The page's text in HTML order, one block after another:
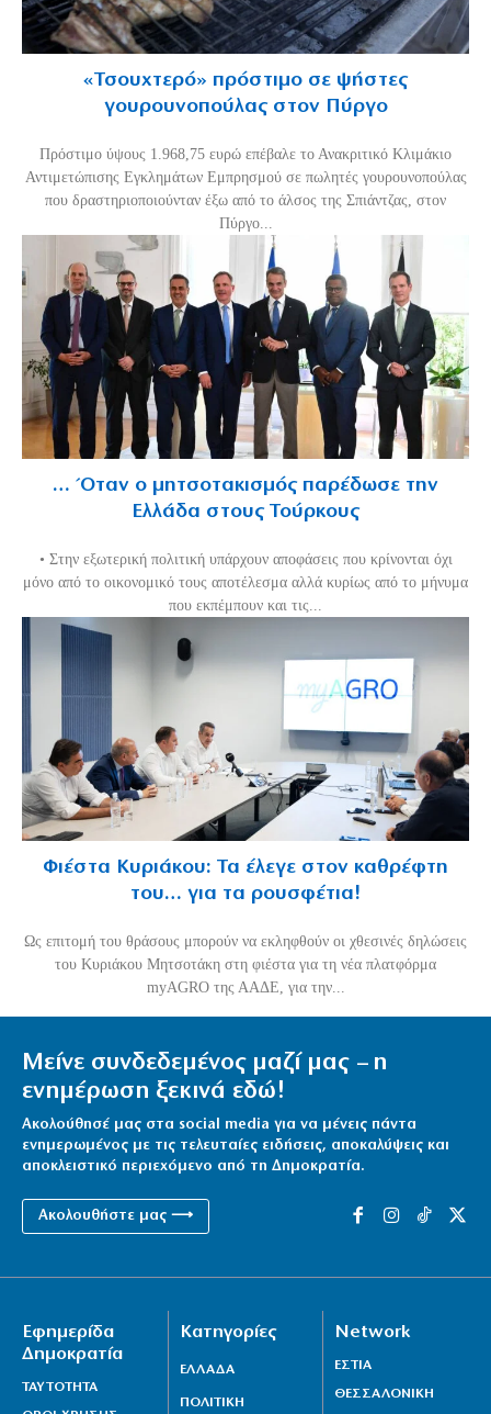
«Τσουχτερό» πρόστιμο σε ψήστες
γουρουνοπούλας στον Πύργο
Πρόστιμο ύψους 1.968,75 ευρώ επέβαλε το Ανακριτικό Κλιμάκιο
Αντιμετώπισης Εγκλημάτων Εμπρησμού σε πωλητές γουρουνοπούλας
που δραστηριοποιούνταν έξω από το άλσος της Σπιάντζας, στον
Πύργο...
… Όταν ο μητσοτακισμός παρέδωσε την
Ελλάδα στους Τούρκους
• Στην εξωτερική πολιτική υπάρχουν αποφάσεις που κρίνονται όχι
μόνο από το οικονομικό τους αποτέλεσμα αλλά κυρίως από το μήνυμα
που εκπέμπουν και τις...
Φιέστα Κυριάκου: Τα έλεγε στον καθρέφτη
του… για τα ρουσφέτια!
Ως επιτομή του θράσους μπορούν να εκληφθούν οι χθεσινές δηλώσεις
του Κυριάκου Μητσοτάκη στη φιέστα για τη νέα πλατφόρμα
myAGRO της ΑΑΔΕ, για την...
Μείνε συνδεδεμένος μαζί μας – η
ενημέρωση ξεκινά εδώ!
Ακολούθησέ μας στα social media για να μένεις πάντα
ενημερωμένος με τις τελευταίες ειδήσεις, αποκαλύψεις και
αποκλειστικό περιεχόμενο από τη Δημοκρατία.
Ακολουθήστε μας ⟶
Εφημερίδα
Δημοκρατία
ΤΑΥΤΟΤΗΤΑ
Κατηγορίες
ΕΛΛΑΔΑ
ΠΟΛΙΤΙΚΗ
Network
ΕΣΤΙΑ
ΘΕΣΣΑΛΟΝΙΚΗ